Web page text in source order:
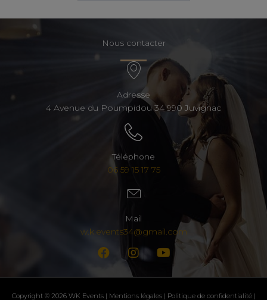
Nous contacter
Adresse
4 Avenue du Poumpidou 34 990 Juvignac
Téléphone
06 59 15 17 75
Mail
w.k.events34@gmail.com
Copyright © 2026 WK Events | Mentions légales| Politique de confidentialité|